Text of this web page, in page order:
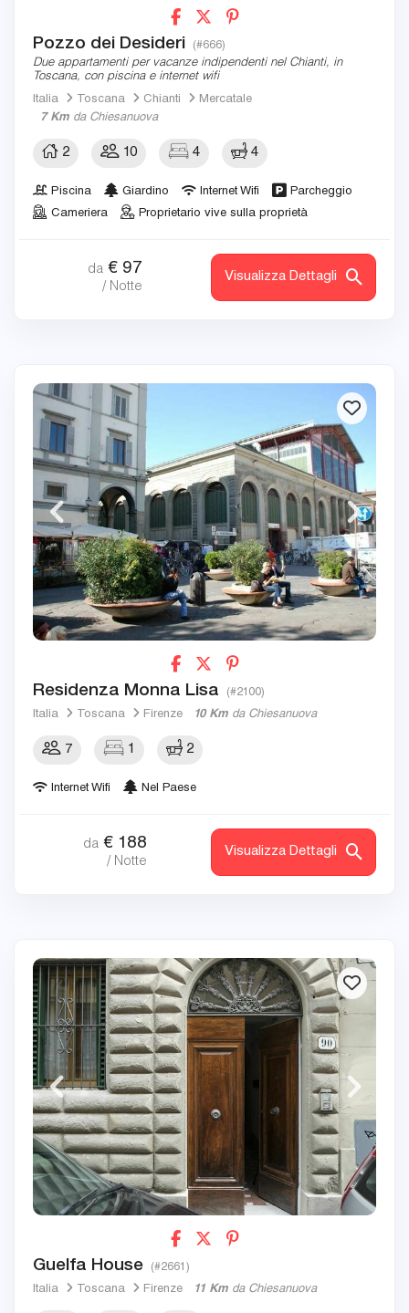
Pozzo dei Desideri (#666)
Due appartamenti per vacanze indipendenti nel Chianti, in
Toscana, con piscina e internet wifi
Italia
Toscana Chianti
Mercatale
7 Km da Chiesanuova
2 10 4 4
Piscina Giardino Internet Wifi
Parcheggio
Cameriera
Proprietario vive sulla proprietà
da € 97
/ Notte
Visualizza Dettagli
Residenza Monna Lisa (#2100)
Italia Toscana Firenze 10 Km da Chiesanuova
7 1 2
Internet Wifi Nel Paese
da € 188
/ Notte
Visualizza Dettagli
Guelfa House (#2661)
Italia Toscana Firenze 11 Km da Chiesanuova